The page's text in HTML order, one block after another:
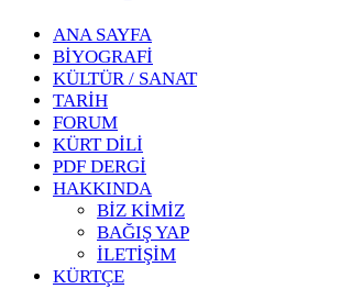
ANA SAYFA
BİYOGRAFİ
KÜLTÜR / SANAT
TARİH
FORUM
KÜRT DİLİ
PDF DERGİ
HAKKINDA
BİZ KİMİZ
BAĞIŞ YAP
İLETİŞİM
KÜRTÇE